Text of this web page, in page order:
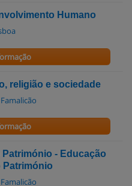
Humano
religião e sociedade
- Educação
Património